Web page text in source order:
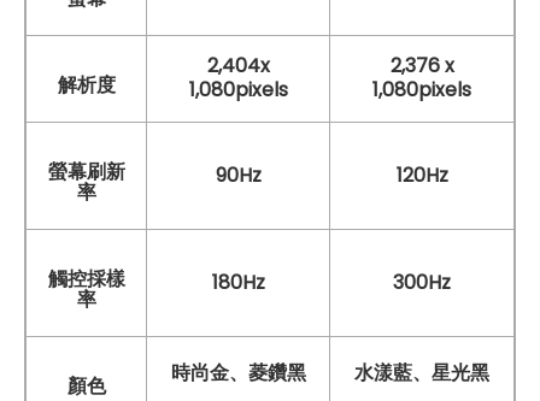
解析度
2,404x
1,080pixels
2,376 x
1,080pixels
螢幕刷新
率
90Hz 120Hz
觸控採樣
率
180Hz 300Hz
顏色 時尚金、菱鑽黑 水漾藍、星光黑